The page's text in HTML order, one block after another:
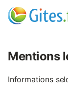
Mentions
Informations